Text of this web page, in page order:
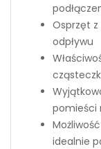
Osprzęt
odpływu
pomieści
idealnie